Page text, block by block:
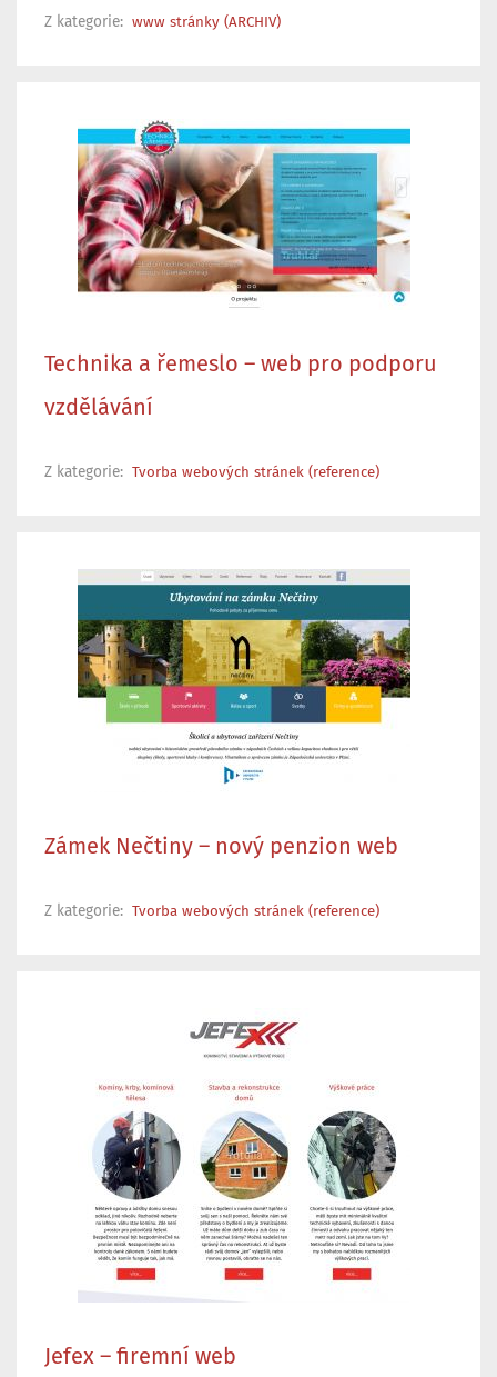
Z kategorie: www stránky (ARCHIV)
Technika a řemeslo – web pro podporu
vzdělávání
Z kategorie: Tvorba webových stránek (reference)
Zámek Nečtiny – nový penzion web
Z kategorie: Tvorba webových stránek (reference)
Jefex – firemní web